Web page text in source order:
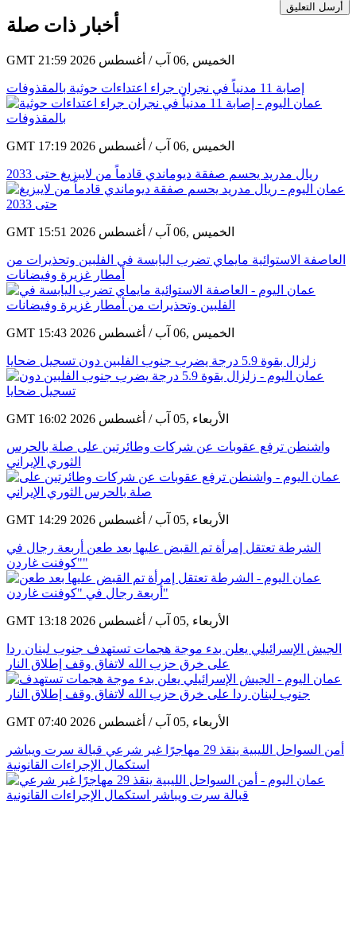
أرسل التعليق
أخبار ذات صلة
GMT 21:59 2026 الخميس ,06 آب / أغسطس
إصابة 11 مدنياً في نجران جراء اعتداءات حوثية بالمقذوفات
GMT 17:19 2026 الخميس ,06 آب / أغسطس
ريال مدريد يحسم صفقة ديوماندي قادماً من لايبزيغ حتى 2033
GMT 15:51 2026 الخميس ,06 آب / أغسطس
العاصفة الاستوائية مايماي تضرب اليابسة في الفلبين وتحذيرات من
أمطار غزيرة وفيضانات
GMT 15:43 2026 الخميس ,06 آب / أغسطس
زلزال بقوة 5.9 درجة يضرب جنوب الفلبين دون تسجيل ضحايا
GMT 16:02 2026 الأربعاء ,05 آب / أغسطس
واشنطن ترفع عقوبات عن شركات وطائرتين على صلة بالحرس
الثوري الإيراني
GMT 14:29 2026 الأربعاء ,05 آب / أغسطس
الشرطة تعتقل إمرأة تم القبض عليها بعد طعن أربعة رجال في
"كوفنت غاردن"
GMT 13:18 2026 الأربعاء ,05 آب / أغسطس
الجيش الإسرائيلي يعلن بدء موجة هجمات تستهدف جنوب لبنان ردا
على خرق حزب الله لاتفاق وقف إطلاق النار
GMT 07:40 2026 الأربعاء ,05 آب / أغسطس
أمن السواحل الليبية ينقذ 29 مهاجرًا غير شرعي قبالة سرت ويباشر
استكمال الإجراءات القانونية